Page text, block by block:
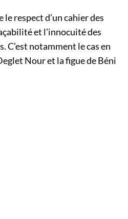
respect d’un cahier des
et l’innocuité des
C’est notamment le cas en
Nour et la figue de Béni